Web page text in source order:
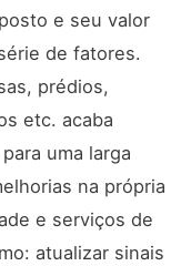
e seu valor
de fatores.
prédios,
etc. acaba
uma larga
na própria
e serviços de
atualizar sinais